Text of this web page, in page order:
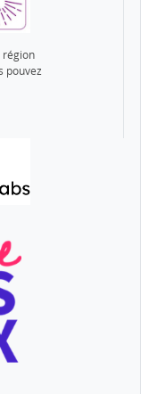
région
pouvez